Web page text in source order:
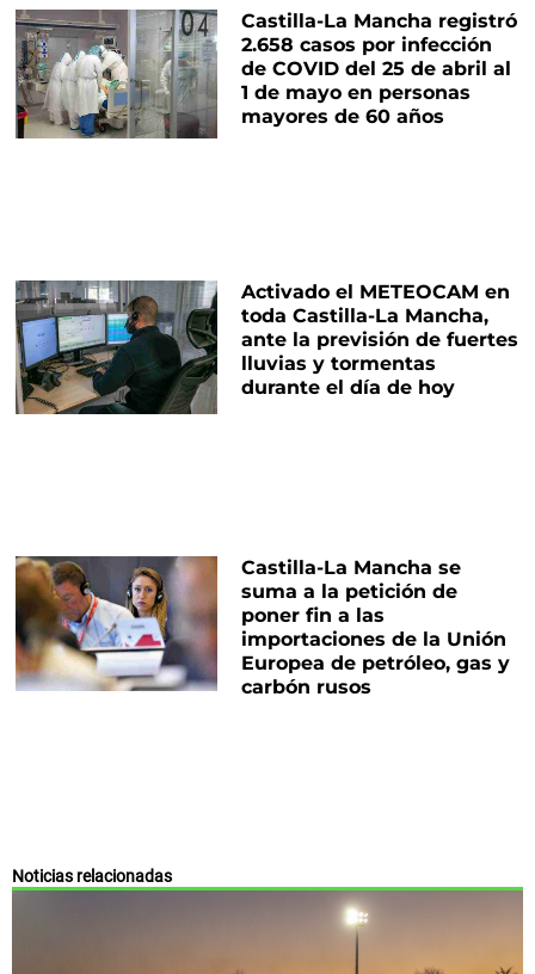
Castilla-La Mancha registró
2.658 casos por infección
de COVID del 25 de abril al
1 de mayo en personas
mayores de 60 años
Activado el METEOCAM en
toda Castilla-La Mancha,
ante la previsión de fuertes
lluvias y tormentas
durante el día de hoy
Castilla-La Mancha se
suma a la petición de
poner fin a las
importaciones de la Unión
Europea de petróleo, gas y
carbón rusos
Noticias relacionadas